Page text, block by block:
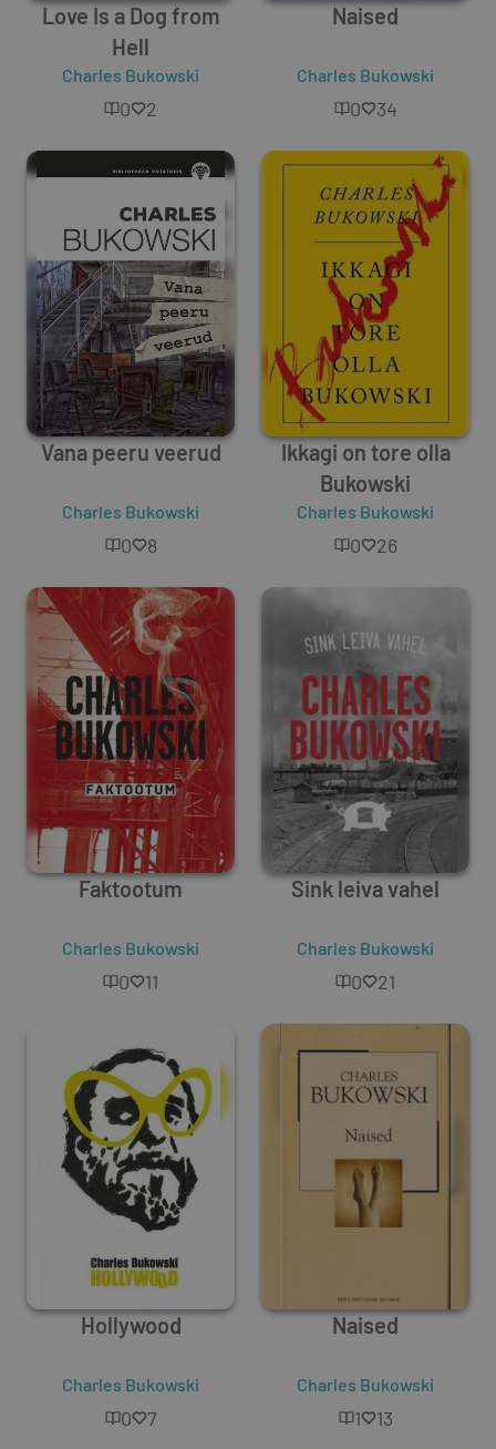
Love Is a Dog from
Hell
Charles Bukowski
0 2
Naised
Charles Bukowski
0 34
Vana peeru veerud
Charles Bukowski
0 8
Ikkagi on tore olla
Bukowski
Charles Bukowski
0 26
Faktootum
Charles Bukowski
0 11
Sink leiva vahel
Charles Bukowski
0 21
Hollywood
Charles Bukowski
0 7
Naised
Charles Bukowski
1 13